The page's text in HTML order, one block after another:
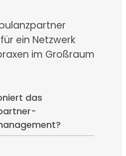
ein Netzwerk
im Großraum
das